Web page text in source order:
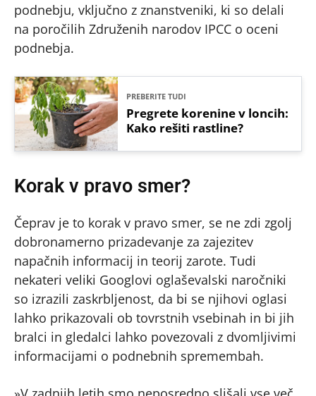
podnebju, vključno z znanstveniki, ki so delali
na poročilih Združenih narodov IPCC o oceni
podnebja.
PREBERITE TUDI
Pregrete korenine v loncih:
Kako rešiti rastline?
Korak v pravo smer?
Čeprav je to korak v pravo smer, se ne zdi zgolj
dobronamerno prizadevanje za zajezitev
napačnih informacij in teorij zarote. Tudi
nekateri veliki Googlovi oglaševalski naročniki
so izrazili zaskrbljenost, da bi se njihovi oglasi
lahko prikazovali ob tovrstnih vsebinah in bi jih
bralci in gledalci lahko povezovali z dvomljivimi
informacijami o podnebnih spremembah.